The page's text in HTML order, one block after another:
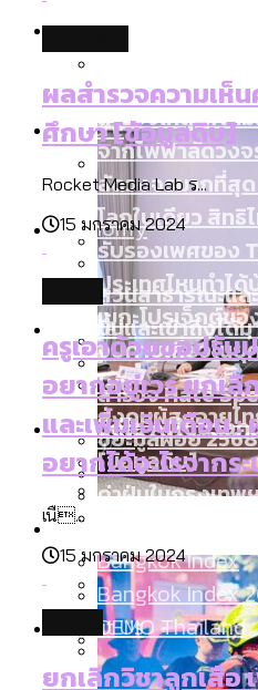
สำรวจร่างงบปี
จราจรฯ เพิ่ม
โดยเขตจตุจักร
เมื่อแยกท่องเที่ย
ใหม่จะมีงบฯ ประ
Environment
สำรวจเหตุไฟไห
จากไฟฟ้าลัดวง
ลัดวงจรมากที่สุ
สวนสาธารณะแ
ขึ้นและเข้าถึงได้
ขยะมูลฝอย
ขยะของคน กทม
ฉะเชิงเทรา นค
Culture
โลกใบเดียว สิทธิ
รับรองเพศของ
ประเทศไหนทำได้
สำรวจ Hate
วิดีโอ AI ในช่วง
[ข้อมูลดิบ]
ความเกลียดชังที่
Speech ที่ถูกผลิ
ความขัดแย้งไท
Economy
เมกะโปรเจ็กต์ข
งบคาบเกี่ยวในยุ
ไหน
ค่าฝุ่นในกรุงเทพ
สำรวจเศรษฐกิจ
Bangkok
Future
สังคมผู้สูงอายุไ
สังคมสูงวัยระดั
ตายมากกว่าเกิด
Database
Project
Bangkok Index
Bangkok Index
DEMO Thailand
About Us
ผลสำรวจความเห็
ศึกษา [ข้อมูลดิบ]
Rocket Media Lab ร...
15 มกราคม 2024
ครูเอาด้วยขอปรับ
อยากอยู่เวร ยกเลิ
และเพิ่มเงินเดือน
อยากได้อะไรจาก
เนื...
15 มกราคม 2024
ยกเลิกวิชาลูกเสือ